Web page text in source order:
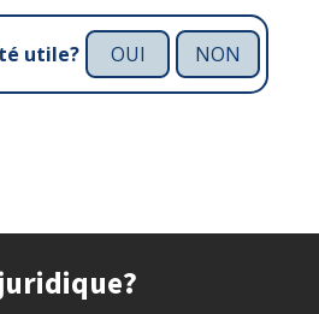
utile? OUI NON